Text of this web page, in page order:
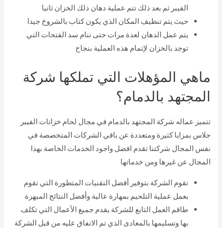
الفيبر ثم بعد ذلك تتم عملية دهان ذلك الخزان ثانيا
حيث يتم تنظيف المكان الذي يكون كتاب بالشروخ جيدا
يتم عمل الدهان لعدة مرات حتى تنام سد الفتحات التي
توجد بالخزان لإتمام هذه العملية بنجاح
ماهي المؤهلات التي تملكها شركة
المجتهد بالدمام؟
تتميز عماله شركة المجتهد بالدمام في مجال لحام خزانات الفيبر
جلاس بمزايا كثيرة ومتعددة عن باقي الشركات المتخصصة في
نفس المجال شركتنا تقدم افضل واجود الخدمات الخاصة بهذا
المجال عن غيرها ومن خدماتها
تقوم الشركة بتوفير أفضل التقنيات المتطورة التي تقوم
بعمل عملية التلحيم بمهارة عالية وأفضل النتائج المبهرة
طاقم العمل التابع للشركة يقدم جميع الأعمال التي تكلف
بها وتسليمها بالمعادى الذي تم الاتفاق عليه من قبل الشركة